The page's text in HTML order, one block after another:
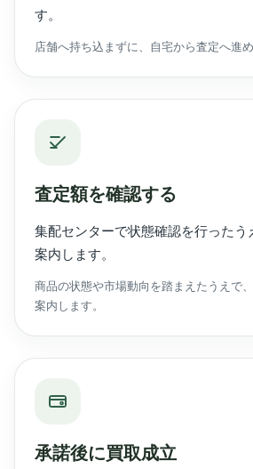
す。
店舗へ持ち込まずに、自宅から査定へ進め
査定額を確認する
集配センターで状態確認を行ったう
案内します。
商品の状態や市場動向を踏まえたうえで
案内します。
承諾後に買取成立